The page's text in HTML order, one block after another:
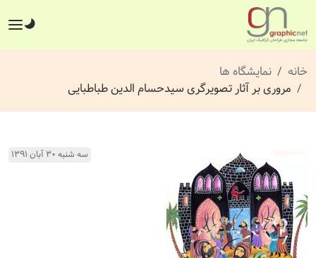
خانه
نمایشگاه ها
مروری بر آثار تصویرگری سیدحسام الدین طباطبایی
سه شنبه ۳۰ آبان ۱۳۹۱